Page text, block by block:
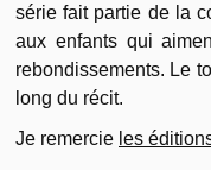
série fait partie de la
aux enfants qui
rebondissements. Le
long du récit.
Je remercie les